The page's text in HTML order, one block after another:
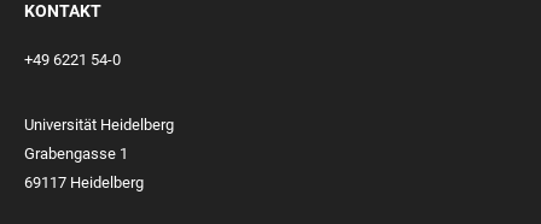
KONTAKT
+49 6221 54-0
Universität Heidelberg
Grabengasse 1
69117 Heidelberg